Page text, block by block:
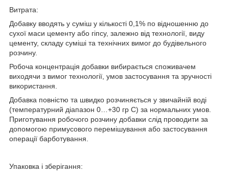
Витрата:
Добавку вводять у суміш у кількості 0,1% по відношенню до
сухої маси цементу або гіпсу, залежно від технології, виду
цементу, складу суміші та технічних вимог до будівельного
розчину.
Робоча концентрація добавки вибирається споживачем
виходячи з вимог технології, умов застосування та зручності
використання.
Добавка повністю та швидко розчиняється у звичайній воді
(температурний діапазон 0…+30 гр С) за нормальних умов.
Приготування робочого розчину добавки слід проводити за
допомогою примусового перемішування або застосування
операції барботування.
Упаковка і зберігання: